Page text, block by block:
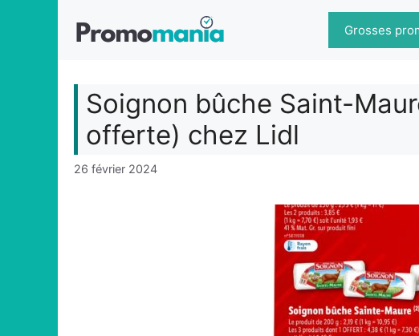
Grosses
Soignon bûche Saint-
offerte) chez Lidl
26 février 2024